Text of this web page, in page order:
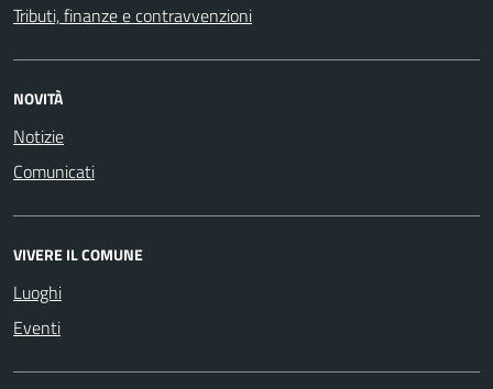
Tributi, finanze e contravvenzioni
NOVITÀ
Notizie
Comunicati
VIVERE IL COMUNE
Luoghi
Eventi